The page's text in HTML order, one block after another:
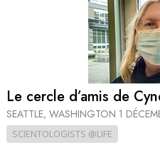
Le cercle d’amis de
SEATTLE, WASHINGTON 1
SCIENTOLOGISTS @LIFE